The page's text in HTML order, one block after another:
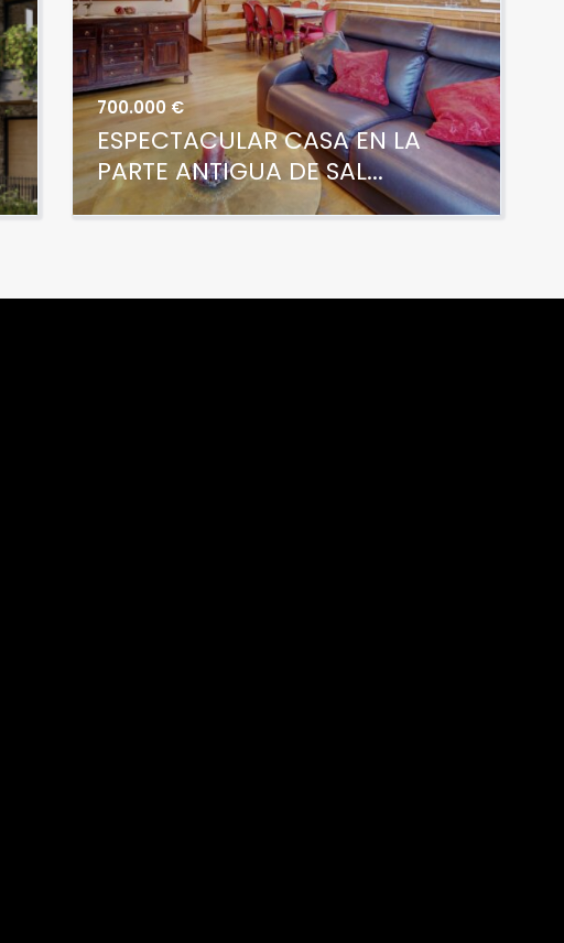
700.000 €
ESPECTACULAR CASA EN LA
PARTE ANTIGUA DE SAL...